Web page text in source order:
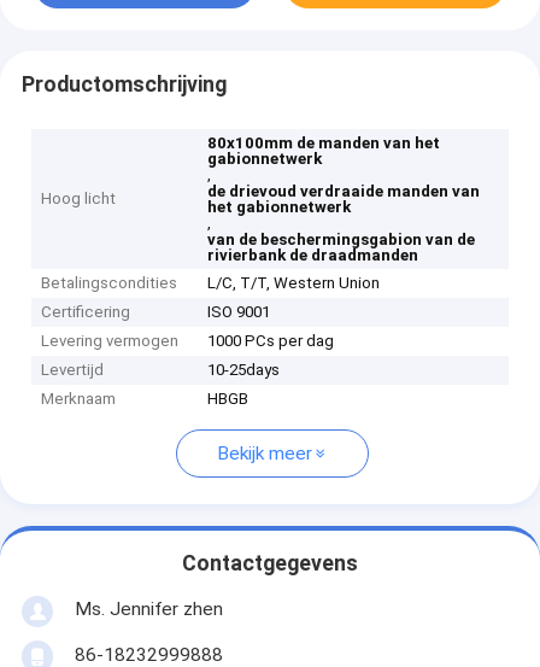
Productomschrijving
Hoog licht
80x100mm de manden van het
gabionnetwerk
,
de drievoud verdraaide manden van
het gabionnetwerk
,
van de beschermingsgabion van de
rivierbank de draadmanden
Betalingscondities
L/C, T/T, Western Union
Certificering
ISO 9001
Levering vermogen
1000 PCs per dag
Levertijd
10-25days
Merknaam
HBGB
Bekijk meer
Contactgegevens
Ms. Jennifer zhen
86-18232999888